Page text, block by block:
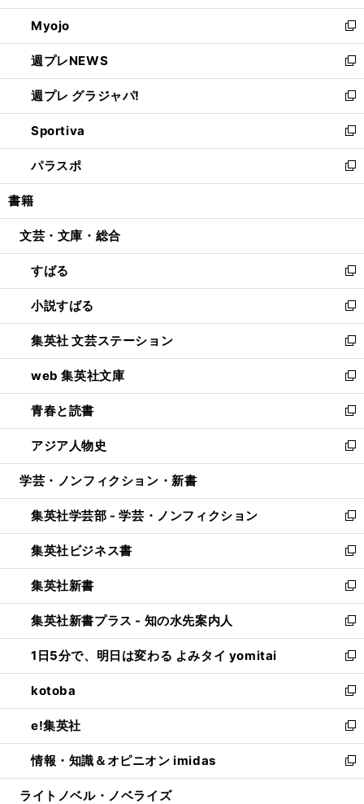
開
く
ウ
で
開
く
ン
ド
ウ
で
開
く
ウ
ィ
ン
ド
ウ
で
開
く
Myojo
新
し
い
ウ
ィ
ン
ド
ウ
で
開
週プレNEWS
新
し
い
ウ
ィ
ン
ド
ウ
開
週プレ グラジャパ!
新
し
い
ウ
ィ
ン
ウ
開
く
Sportiva
新
し
い
ウ
ン
ウ
で
開
く
パラスポ
新
し
ウ
ン
ド
ウ
で
開
く
書籍
文芸・文庫・総合
すばる
新
し
い
ウ
ィ
ン
ド
ウ
で
開
く
小説すばる
新
し
い
ウ
ィ
ン
ド
ウ
で
開
集英社 文芸ステーション
新
し
い
ウ
ィ
ン
ド
ウ
開
く
web 集英社文庫
新
し
い
ウ
ィ
ン
ウ
で
開
く
青春と読書
新
し
い
ウ
ン
ド
ウ
で
開
く
アジア人物史
新
し
ウ
ィ
ン
ド
ウ
で
開
く
学芸・ノンフィクション・新書
集英社学芸部 - 学芸・ノンフィクション
新
し
い
ウ
ィ
ン
ド
ウ
で
開
く
集英社ビジネス書
新
し
い
ウ
ィ
ン
ド
ウ
で
開
く
集英社新書
新
し
い
ウ
ィ
ン
ド
ウ
で
開
く
集英社新書プラス - 知の水先案内人
新
し
い
ウ
ィ
ン
ド
ウ
で
開
1日5分で、明日は変わる よみタイ yomitai
新
し
い
ウ
ィ
ン
ド
ウ
kotoba
新
し
い
ウ
ィ
ン
e!集英社
新
し
い
ウ
情報・知識＆オピニオン imidas
新
し
ライトノベル・ノベライズ